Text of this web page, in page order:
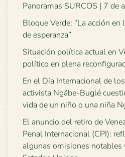
Panoramas SURCOS | 7 de
Bloque Verde: “La acción
de esperanza”
Situación política actual en
político en plena
En el Día Internacional de
activista Ngäbe-Buglé
vida de un niño o una niña
El anuncio del retiro de
Penal Internacional (CPI):
algunas omisiones notables